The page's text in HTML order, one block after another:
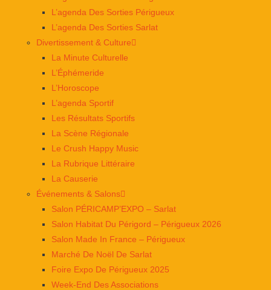
L’agenda Des Sorties Périgueux
L’agenda Des Sorties Sarlat
Divertissement & Culture
La Minute Culturelle
L’Éphémeride
L’Horoscope
L’agenda Sportif
Les Résultats Sportifs
La Scène Régionale
Le Crush Happy Music
La Rubrique Littéraire
La Causerie
Événements & Salons
Salon PÉRICAMP’EXPO – Sarlat
Salon Habitat Du Périgord – Périgueux 2026
Salon Made In France – Périgueux
Marché De Noël De Sarlat
Foire Expo De Périgueux 2025
Week-End Des Associations